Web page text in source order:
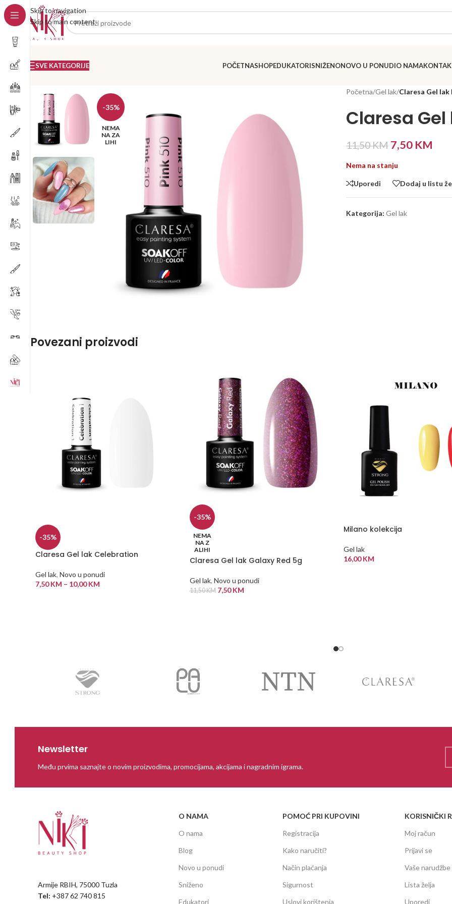
Skip to navigation
Skip to main content
SVE KATEGORIJE POČETNASHOPEDUKATORISNIŽENONOVO U PONUDIO NAMA
-35%
NEMA
NA ZA
LIHI
Početna/Gel lak/Claresa Gel lak
Claresa Gel
11,50KM 7,50 KM
Nema na stanju
Uporedi Dodaj u listu
Kategorija: Gel lak
Povezani proizvodi
-35%
Claresa Gel lak Celebration
Gel lak, Novo u ponudi
7,50KM – 10,00KM
-35%
NEMA
NA Z
ALIHI
Claresa Gel lak Galaxy Red 5g
Gel lak, Novo u ponudi
11,50KM 7,50KM
Milano kolekcija
Gel lak
16,00KM
Newsletter
Među prvima saznajte o novim proizvodima, promocijama, akcijama i nagradnim igrama.
Armije RBIH, 75000 Tuzla
Tel: +387 62 740 815
O NAMA
O nama
Blog
Novo u ponudi
Sniženo
Edukatori
POMOĆ PRI KUPOVINI
Registracija
Kako naručiti?
Način plaćanja
Sigurnost
Uslovi korištenja
KORISNIČKI
Moj račun
Prijavi se
Vaše narudžbe
Lista želja
Uporedi